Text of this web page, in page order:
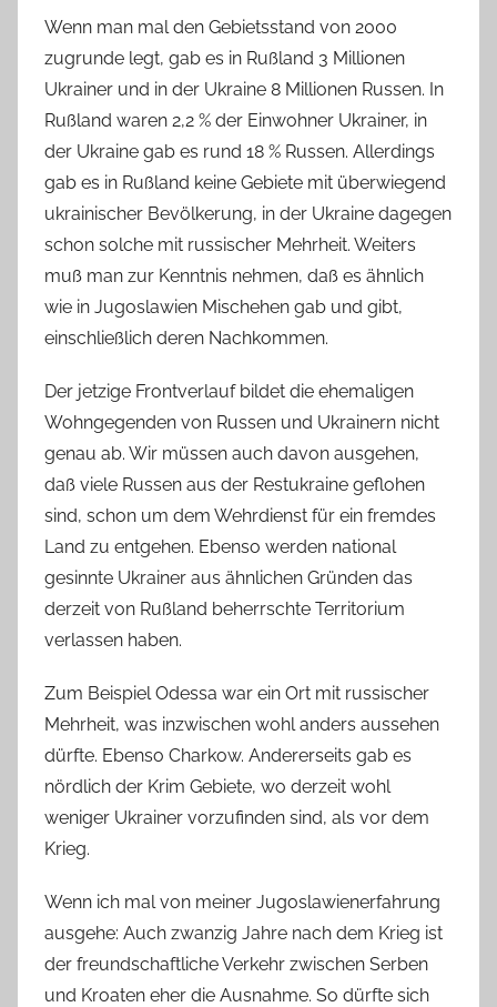
Wenn man mal den Gebietsstand von 2000
zugrunde legt, gab es in Rußland 3 Millionen
Ukrainer und in der Ukraine 8 Millionen Russen. In
Rußland waren 2,2 % der Einwohner Ukrainer, in
der Ukraine gab es rund 18 % Russen. Allerdings
gab es in Rußland keine Gebiete mit überwiegend
ukrainischer Bevölkerung, in der Ukraine dagegen
schon solche mit russischer Mehrheit. Weiters
muß man zur Kenntnis nehmen, daß es ähnlich
wie in Jugoslawien Mischehen gab und gibt,
einschließlich deren Nachkommen.
Der jetzige Frontverlauf bildet die ehemaligen
Wohngegenden von Russen und Ukrainern nicht
genau ab. Wir müssen auch davon ausgehen,
daß viele Russen aus der Restukraine geflohen
sind, schon um dem Wehrdienst für ein fremdes
Land zu entgehen. Ebenso werden national
gesinnte Ukrainer aus ähnlichen Gründen das
derzeit von Rußland beherrschte Territorium
verlassen haben.
Zum Beispiel Odessa war ein Ort mit russischer
Mehrheit, was inzwischen wohl anders aussehen
dürfte. Ebenso Charkow. Andererseits gab es
nördlich der Krim Gebiete, wo derzeit wohl
weniger Ukrainer vorzufinden sind, als vor dem
Krieg.
Wenn ich mal von meiner Jugoslawienerfahrung
ausgehe: Auch zwanzig Jahre nach dem Krieg ist
der freundschaftliche Verkehr zwischen Serben
und Kroaten eher die Ausnahme. So dürfte sich